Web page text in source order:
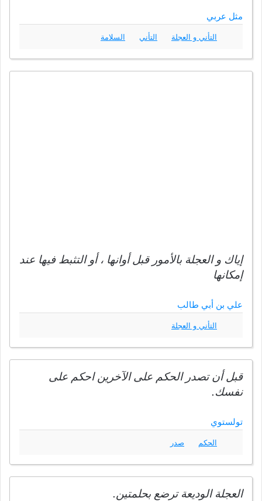
مثل عربي
التأني و العجلة التأني السلامة
إياك و العجلة بالأمور قبل أوانها ، أو التثبط فيها عند
إمكانها
علي بن أبي طالب
التأني و العجلة
قبل أن تصدر الحكم على الآخرين احكم على
نفسك.
تولستوي
الحكم صدر
العجلة الوديعة ترضع بحلمتين.